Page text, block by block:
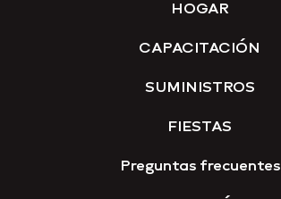
HOGAR
CAPACITACIÓN
SUMINISTROS
FIESTAS
Preguntas frecuentes